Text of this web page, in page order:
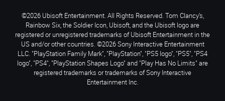
©2026 Ubisoft Entertainment. All Rights Reserved. Tom Clancy’s,
Rainbow Six, the Soldier Icon, Ubisoft, and the Ubisoft logo are
registered or unregistered trademarks of Ubisoft Entertainment in the
US and/or other countries. ©2026 Sony Interactive Entertainment
LLC. "PlayStation Family Mark", "PlayStation", "PS5 logo", "PS5", "PS4
logo", "PS4", "PlayStation Shapes Logo" and "Play Has No Limits" are
registered trademarks or trademarks of Sony Interactive
Entertainment Inc.